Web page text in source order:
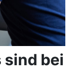
sind bei